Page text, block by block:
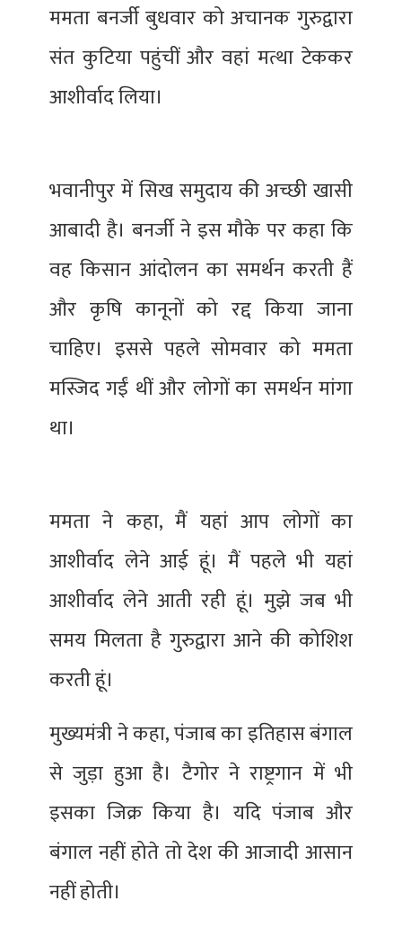
ममता बनर्जी बुधवार को अचानक गुरुद्वारा
संत कुटिया पहुंचीं और वहां मत्था टेककर
आशीर्वाद लिया।
भवानीपुर में सिख समुदाय की अच्छी खासी
आबादी है। बनर्जी ने इस मौके पर कहा कि
वह किसान आंदोलन का समर्थन करती हैं
और कृषि कानूनों को रद्द किया जाना
चाहिए। इससे पहले सोमवार को ममता
मस्जिद गईं थीं और लोगों का समर्थन मांगा
था।
ममता ने कहा, मैं यहां आप लोगों का
आशीर्वाद लेने आई हूं। मैं पहले भी यहां
आशीर्वाद लेने आती रही हूं। मुझे जब भी
समय मिलता है गुरुद्वारा आने की कोशिश
करती हूं।
मुख्यमंत्री ने कहा, पंजाब का इतिहास बंगाल
से जुड़ा हुआ है। टैगोर ने राष्ट्रगान में भी
इसका जिक्र किया है। यदि पंजाब और
बंगाल नहीं होते तो देश की आजादी आसान
नहीं होती।